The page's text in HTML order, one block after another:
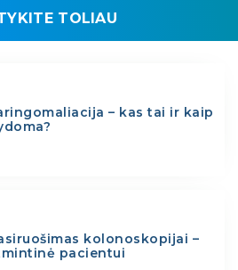
TOLIAU
– kas tai ir kaip
kolonoskopijai –
pacientui